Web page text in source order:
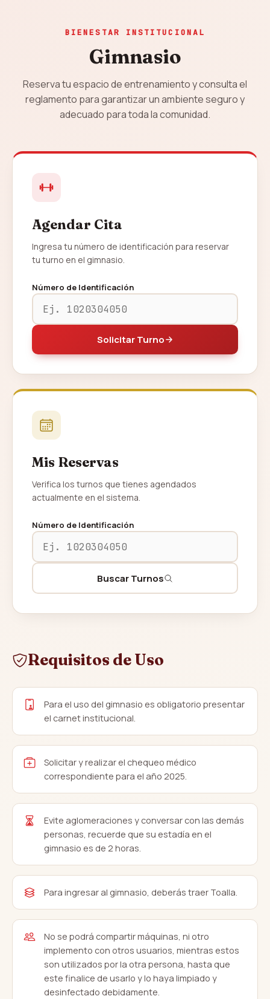
BIENESTAR INSTITUCIONAL
Gimnasio
Reserva tu espacio de entrenamiento y consulta el
reglamento para garantizar un ambiente seguro y
adecuado para toda la comunidad.
Agendar Cita
Ingresa tu número de identificación para reservar
tu turno en el gimnasio.
Número de Identificación
Solicitar Turno
Mis Reservas
Verifica los turnos que tienes agendados
actualmente en el sistema.
Número de Identificación
Buscar Turnos
Requisitos de Uso
Para el uso del gimnasio es obligatorio presentar
el carnet institucional.
Solicitar y realizar el chequeo médico
correspondiente para el año 2025.
Evite aglomeraciones y conversar con las demás
personas, recuerde que su estadía en el
gimnasio es de 2 horas.
Para ingresar al gimnasio, deberás traer Toalla.
No se podrá compartir máquinas, ni otro
implemento con otros usuarios, mientras estos
son utilizados por la otra persona, hasta que
este finalice de usarlo y lo haya limpiado y
desinfectado debidamente.